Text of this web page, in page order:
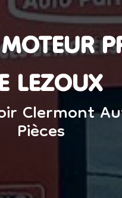
LEZOUX
Clermont
Pièces